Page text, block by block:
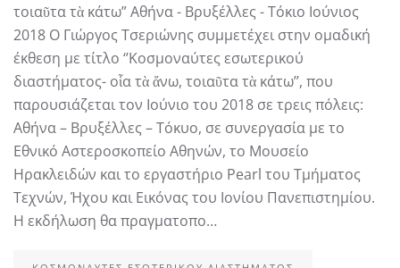
τοιαῦτα τὰ κάτω” Αθήνα - Βρυξέλλες - Τόκιο Ιούνιος
2018 Ο Γιώργος Τσεριώνης συμμετέχει στην ομαδική
έκθεση με τίτλο ‘’Κοσμοναύτες εσωτερικού
διαστήματος- οἷα τὰ ἄνω, τοιαῦτα τὰ κάτω’’, που
παρουσιάζεται τον Ιούνιο του 2018 σε τρεις πόλεις:
Αθήνα – Βρυξέλλες – Τόκυο, σε συνεργασία με το
Εθνικό Αστεροσκοπείο Αθηνών, το Μουσείο
Ηρακλειδών και το εργαστήριο Pearl του Τμήματος
Τεχνών, Ήχου και Εικόνας του Ιονίου Πανεπιστημίου.
Η εκδήλωση θα πραγματοπο…